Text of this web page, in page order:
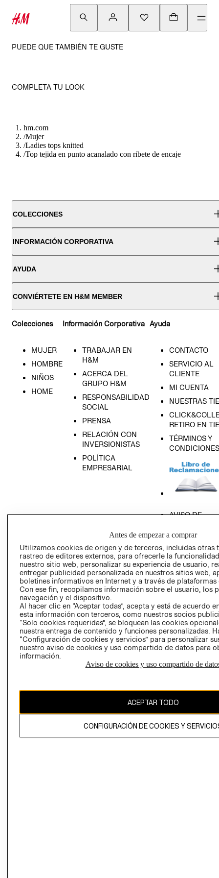
PUEDE QUE TAMBIÉN TE GUSTE
COMPLETA TU LOOK
hm.com
/Mujer
/Ladies tops knitted
/Top tejida en punto acanalado con ribete de encaje
COLECCIONES
INFORMACIÓN CORPORATIVA
AYUDA
CONVIÉRTETE EN H&M MEMBER
Colecciones
MUJER
HOMBRE
NIÑOS
HOME
Información Corporativa
TRABAJAR EN
H&M
ACERCA DEL
GRUPO H&M
RESPONSABILIDAD
SOCIAL
PRENSA
RELACIÓN CON
INVERSIONISTAS
POLÍTICA
EMPRESARIAL
Ayuda
CONTACTO
SERVICIO AL
CLIENTE
MI CUENTA
NUESTRAS
RETIRO EN
TÉRMINOS Y
CONDICIONES
AVISO DE
GIFT CARD
AVISO DE
Perú (S/)
CAMBIAR REGIÓN
propiedad de H&M Hennes & Mauritz AB
Antes de empezar a comprar
Utilizamos cookies de origen y de terceros, incluidas otras
rastreo de editores externos, para ofrecerle la
nuestro sitio web, personalizar su experiencia de usuario,
entregar publicidad personalizada en nuestros sitios web,
boletines informativos en Internet y a través de plataformas
Con ese fin, recopilamos información sobre el usuario, los
navegación y el dispositivo.
Al hacer clic en “Aceptar todas”, acepta y está de acuerdo
esta información con terceros, como nuestros socios
“Solo cookies requeridas”, se bloquean las cookies
nuestra entrega de contenido y funciones personalizadas.
“Configuración de cookies y servicios” para personalizar
nuestro aviso de cookies y uso compartido de datos para
información.
Aviso de cookies y uso compartido de
ACEPTAR TODO
CONFIGURACIÓN DE COOKIES Y